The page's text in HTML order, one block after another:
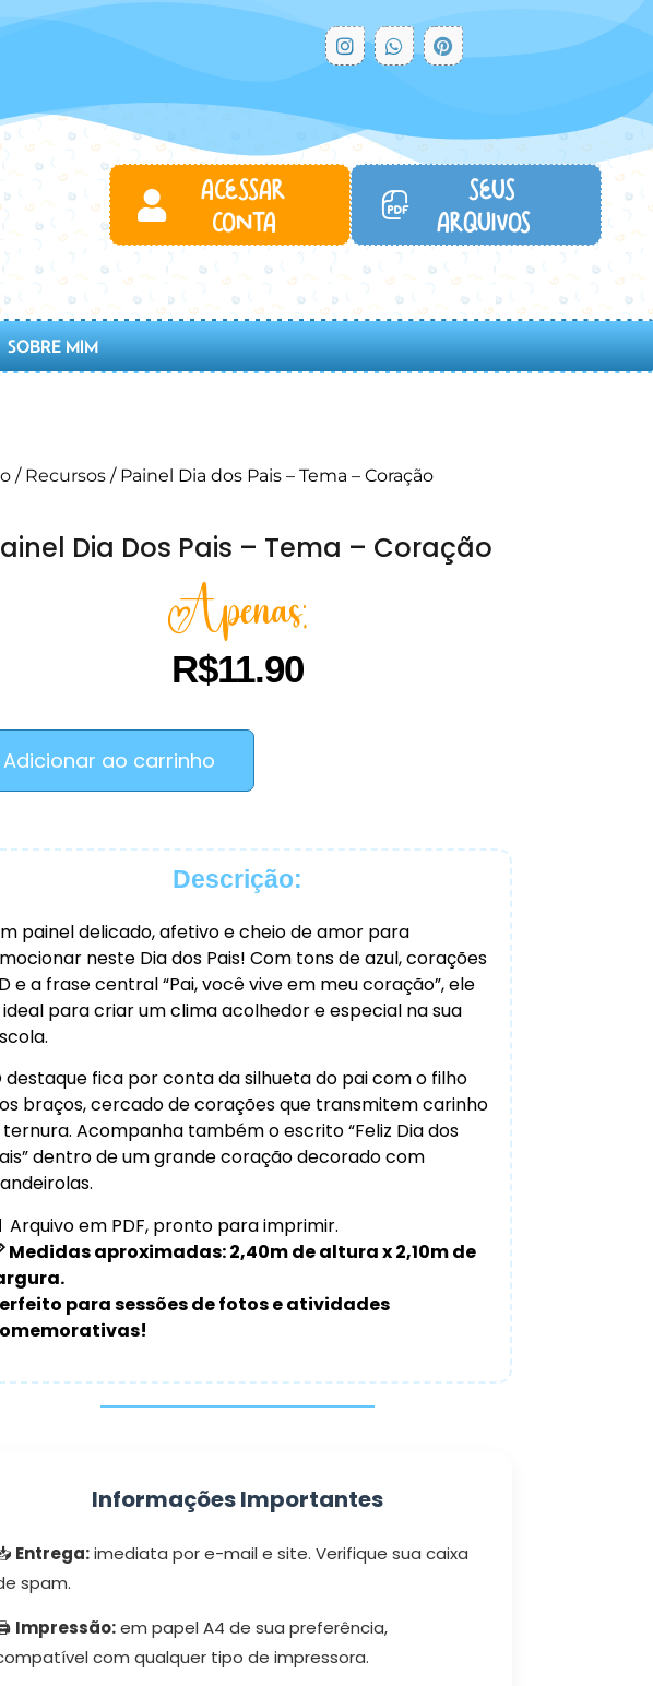
ACESSAR
CONTA
SEUS
ARQUIVOS...
SOBRE MIM
/ Recursos/ Painel Dia dos Pais – Tema – Coração
Dia Dos Pais – Tema – Coração
Apenas:
R$11.90
Adicionar ao carrinho
Descrição:
painel delicado, afetivo e cheio de amor para
neste Dia dos Pais! Com tons de azul, corações
e a frase central “Pai, você vive em meu coração”, ele
para criar um clima acolhedor e especial na sua
destaque fica por conta da silhueta do pai com o filho
braços, cercado de corações que transmitem carinho
Acompanha também o escrito “Feliz Dia dos
dentro de um grande coração decorado com
Arquivo em PDF, pronto para imprimir.
Medidas aproximadas: 2,40m de altura x 2,10m de
para sessões de fotos e atividades
Informações Importantes
Entrega:imediata por e-mail e site. Verifique sua caixa
spam.
Impressão:em papel A4 de sua preferência,
com qualquer tipo de impressora.